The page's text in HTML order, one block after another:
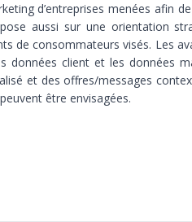
d’entreprises menées afin
aussi sur une orientation
de consommateurs visés. Les
données client et les données
et des offres/messages
être envisagées.